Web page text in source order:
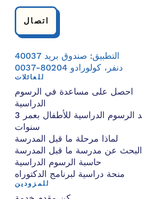
اتصال
التطبيق: صندوق بريد 40037
دنفر، كولورادو 80204-0037
للعائلات
احصل على مساعدة في الرسوم
الدراسية
رصيد الرسوم الدراسية للأطفال بعمر 3
سنوات
لماذا مرحلة ما قبل المدرسة
البحث عن مدرسة ما قبل المدرسة
حاسبة الرسوم الدراسية
منحة دراسية لبرنامج الدكتوراه
للمزودين